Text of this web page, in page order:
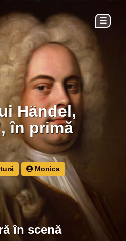
☰
în primă
Monica
în scenă